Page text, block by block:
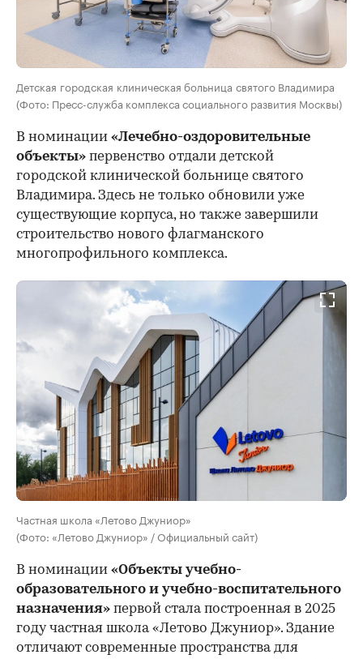
Детская городская клиническая больница святого Владимира
(Фото: Пресс-служба комплекса социального развития Москвы)
В номинации «Лечебно-оздоровительные
объекты» первенство отдали детской
городской клинической больнице святого
Владимира. Здесь не только обновили уже
существующие корпуса, но также завершили
строительство нового флагманского
многопрофильного комплекса.
Частная школа «Летово Джуниор»
(Фото: «Летово Джуниор» / Официальный сайт)
В номинации «Объекты учебно-
образовательного и учебно-воспитательного
назначения» первой стала построенная в 2025
году частная школа «Летово Джуниор». Здание
отличают современные пространства для